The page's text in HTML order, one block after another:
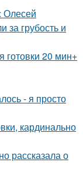
Олесей
за грубость и
20 мин+
- я просто
кардинально
рассказала о